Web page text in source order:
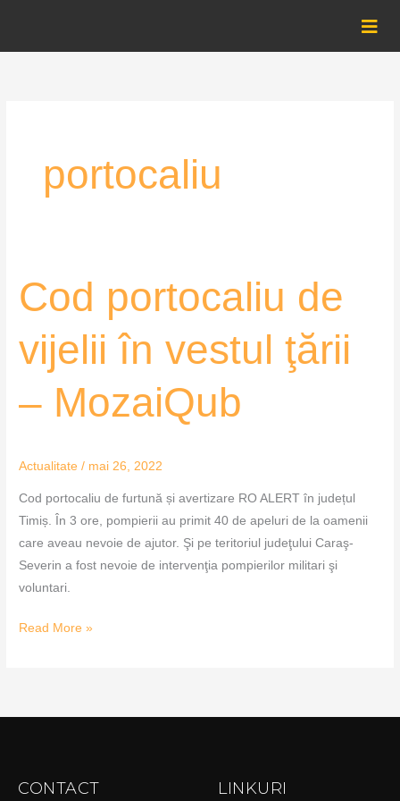
content
portocaliu
Cod portocaliu de
vijelii în vestul ţării
– MozaiQub
Actualitate / mai 26, 2022
Cod portocaliu de furtună și avertizare RO ALERT în județul
Timiș. În 3 ore, pompierii au primit 40 de apeluri de la oamenii
care aveau nevoie de ajutor. Şi pe teritoriul judeţului Caraş-
Severin a fost nevoie de intervenţia pompierilor militari şi
voluntari.
Cod
portocaliu
vijelii
MozaiQub
Read More »
CONTACT LINKURI